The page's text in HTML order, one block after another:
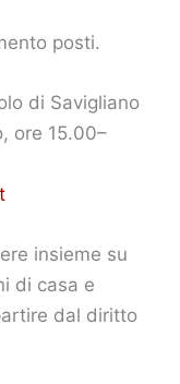
posti.
di Savigliano
ore 15.00–
insieme su
di casa e
dal diritto